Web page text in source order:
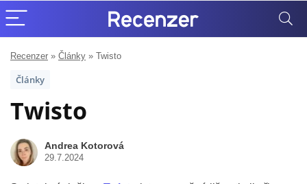
Recenzer » Články » Twisto
Články
Twisto
Andrea Kotorová
29.7.2024